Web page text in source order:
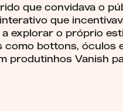
que convidava o
que
explorar o próprio
como bottons, óculos
produtinhos Vanish